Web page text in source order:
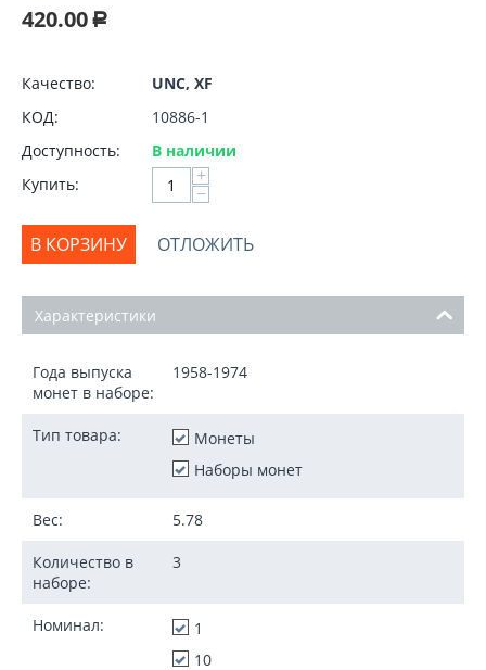
420.00 Р
Качество:
UNC, XF
КОД:
10886-1
Доступность:
В наличии
Купить:
+
−
В КОРЗИНУ ОТЛОЖИТЬ
Характеристики
Года выпуска
монет в наборе:
1958-1974
Тип товара:
Монеты
Наборы монет
Вес: 5.78
Количество в
наборе:
3
Номинал:
1
10